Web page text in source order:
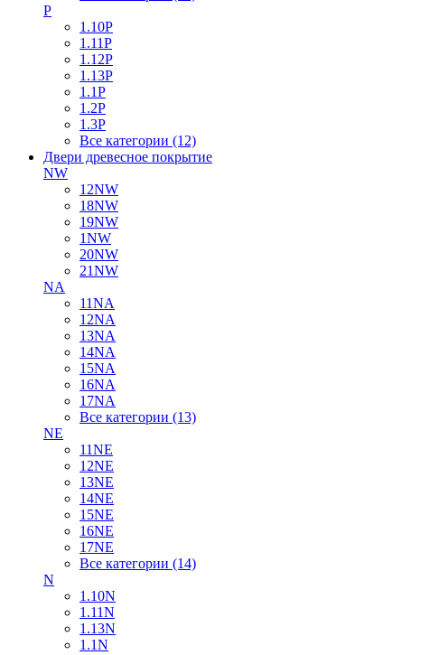
P
1.10P
1.11P
1.12P
1.13P
1.1P
1.2P
1.3P
Все категории (12)
Двери древесное покрытие
NW
12NW
18NW
19NW
1NW
20NW
21NW
NA
11NA
12NA
13NA
14NA
15NA
16NA
17NA
Все категории (13)
NE
11NE
12NE
13NE
14NE
15NE
16NE
17NE
Все категории (14)
N
1.10N
1.11N
1.13N
1.1N